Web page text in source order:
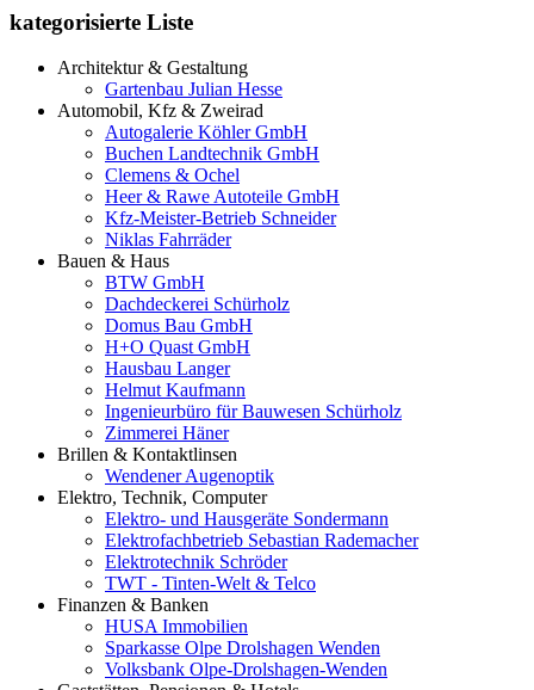
kategorisierte Liste
Architektur & Gestaltung
Gartenbau Julian Hesse
Automobil, Kfz & Zweirad
Autogalerie Köhler GmbH
Buchen Landtechnik GmbH
Clemens & Ochel
Heer & Rawe Autoteile GmbH
Kfz-Meister-Betrieb Schneider
Niklas Fahrräder
Bauen & Haus
BTW GmbH
Dachdeckerei Schürholz
Domus Bau GmbH
H+O Quast GmbH
Hausbau Langer
Helmut Kaufmann
Ingenieurbüro für Bauwesen Schürholz
Zimmerei Häner
Brillen & Kontaktlinsen
Wendener Augenoptik
Elektro, Technik, Computer
Elektro- und Hausgeräte Sondermann
Elektrofachbetrieb Sebastian Rademacher
Elektrotechnik Schröder
TWT - Tinten-Welt & Telco
Finanzen & Banken
HUSA Immobilien
Sparkasse Olpe Drolshagen Wenden
Volksbank Olpe-Drolshagen-Wenden